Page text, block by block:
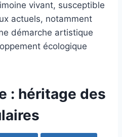
vivant, susceptible
actuels, notamment
démarche artistique
écologique
: héritage des